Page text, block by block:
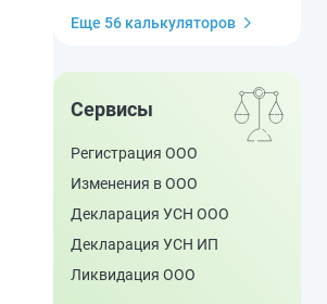
Еще 56 калькуляторов
Сервисы
Регистрация ООО
Изменения в ООО
Декларация УСН ООО
Декларация УСН ИП
Ликвидация ООО